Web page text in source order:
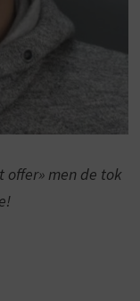
offer» men de tok